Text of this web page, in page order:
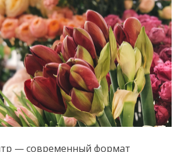
— современный формат